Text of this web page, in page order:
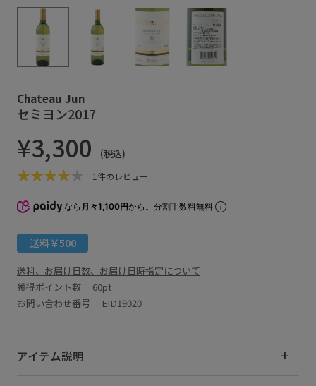
Chateau Jun
セミヨン2017
¥3,300 (税込)
1件のレビュー
なら 月々1,100円から。分割手数料無料
送料￥500
送料、お届け日数、お届け日時指定について
獲得ポイント数 60pt
お問い合わせ番号 EID19020
アイテム説明